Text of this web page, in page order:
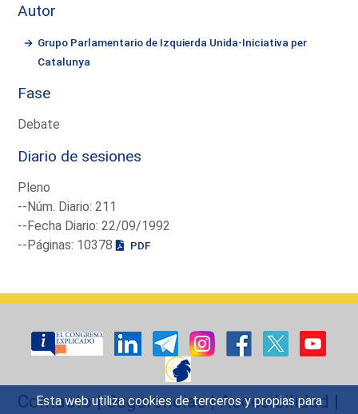
Esta web utiliza cookies de terceros y propias para
Autor
Grupo Parlamentario de Izquierda Unida-Iniciativa per
Catalunya
Fase
Debate
Diario de sesiones
Pleno
--Núm. Diario: 211
--Fecha Diario: 22/09/1992
--Páginas: 10378
PDF
Contacto|Sugerencias|Accesibilidad |